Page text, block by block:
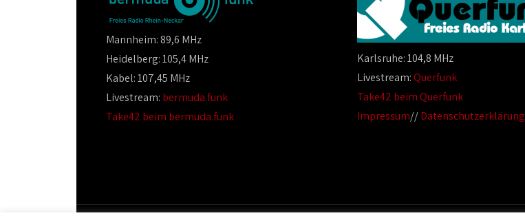
Mannheim: 89,6 MHz
Heidelberg: 105,4 MHz
Kabel: 107,45 MHz
Livestream: bermuda.funk
Take42 beim bermuda.funk
Karlsruhe: 104,8 MHz
Livestream:Querfunk
Take42 beim Querfunk
Impressum//Datenschutzerklärung